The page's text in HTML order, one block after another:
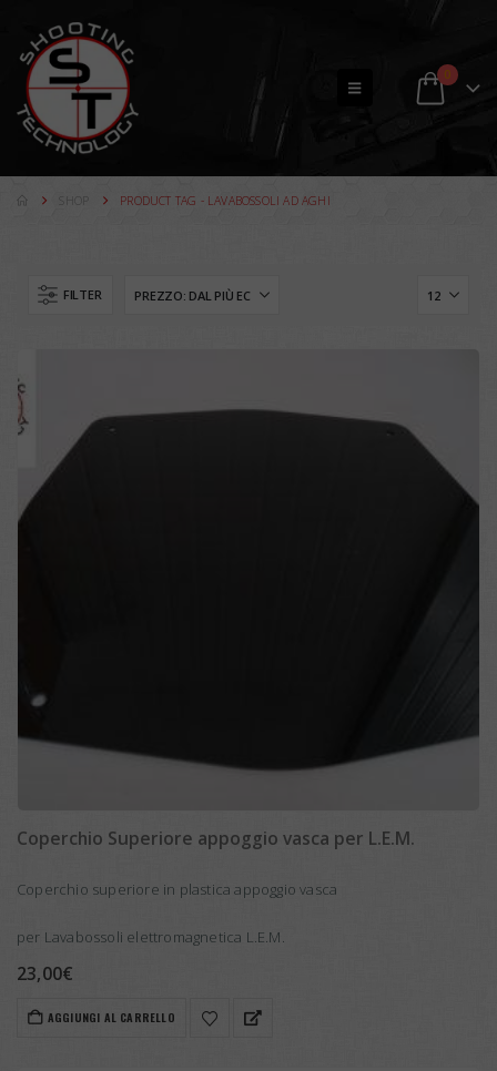
0
PRODUCT TAG - LAVABOSSOLI AD AGHI
FILTER
Coperchio Superiore appoggio vasca per L.E.M.
Coperchio superiore in plastica appoggio vasca
per Lavabossoli elettromagnetica L.E.M.
23,00€
AGGIUNGI AL CARRELLO